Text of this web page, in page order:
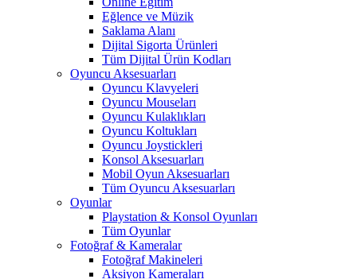
Eğlence ve Müzik
Saklama Alanı
Dijital Sigorta Ürünleri
Tüm Dijital Ürün Kodları
Oyuncu Aksesuarları
Oyuncu Klavyeleri
Oyuncu Mouseları
Oyuncu Kulaklıkları
Oyuncu Koltukları
Oyuncu Joystickleri
Konsol Aksesuarları
Mobil Oyun Aksesuarları
Tüm Oyuncu Aksesuarları
Oyunlar
Playstation & Konsol Oyunları
Tüm Oyunlar
Fotoğraf & Kameralar
Fotoğraf Makineleri
Aksiyon Kameraları